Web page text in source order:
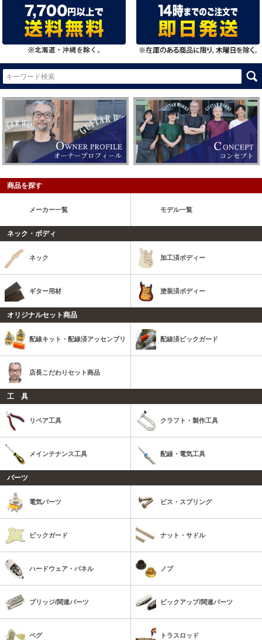
商品を探す
メーカー一覧 モデル一覧
ネック・ボディ
ネック 加工済ボディー
ギター用材 塗装済ボディー
オリジナルセット商品
配線キット・配線済アッセンブリ 配線済ピックガード
店長こだわりセット商品
工 具
リペア工具 クラフト・製作工具
メインテナンス工具 配線・電気工具
パーツ
電気パーツ ビス・スプリング
ピックガード ナット・サドル
ハードウェア・パネル ノブ
ブリッジ/関連パーツ ピックアップ/関連パーツ
ペグ トラスロッド